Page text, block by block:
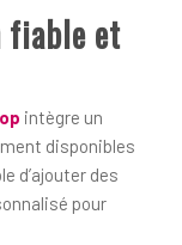
fiable et
intègre un
disponibles
d’ajouter des
pour